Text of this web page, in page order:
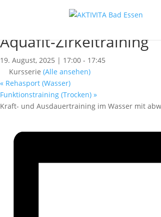
Aquafit-Zirkeltraining
19. August, 2025 | 17:00 - 17:45
Kursserie (Alle ansehen)
« Rehasport (Wasser)
Funktionstraining (Trocken) »
Kraft- und Ausdauertraining im Wasser mit